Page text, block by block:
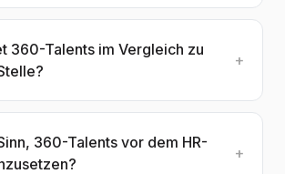
360-Talents im Vergleich zu
+
360-Talents vor dem HR-
+